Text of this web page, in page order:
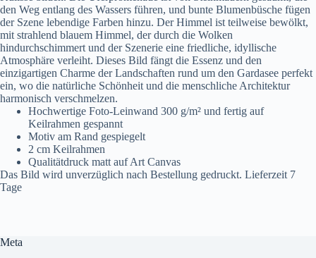
den Weg entlang des Wassers führen, und bunte Blumenbüsche fügen
der Szene lebendige Farben hinzu. Der Himmel ist teilweise bewölkt,
mit strahlend blauem Himmel, der durch die Wolken
hindurchschimmert und der Szenerie eine friedliche, idyllische
Atmosphäre verleiht. Dieses Bild fängt die Essenz und den
einzigartigen Charme der Landschaften rund um den Gardasee perfekt
ein, wo die natürliche Schönheit und die menschliche Architektur
harmonisch verschmelzen.
Hochwertige Foto-Leinwand 300 g/m² und fertig auf
Keilrahmen gespannt
Motiv am Rand gespiegelt
2 cm Keilrahmen
Qualitätdruck matt auf Art Canvas
Das Bild wird unverzüglich nach Bestellung gedruckt. Lieferzeit 7
Tage
Meta